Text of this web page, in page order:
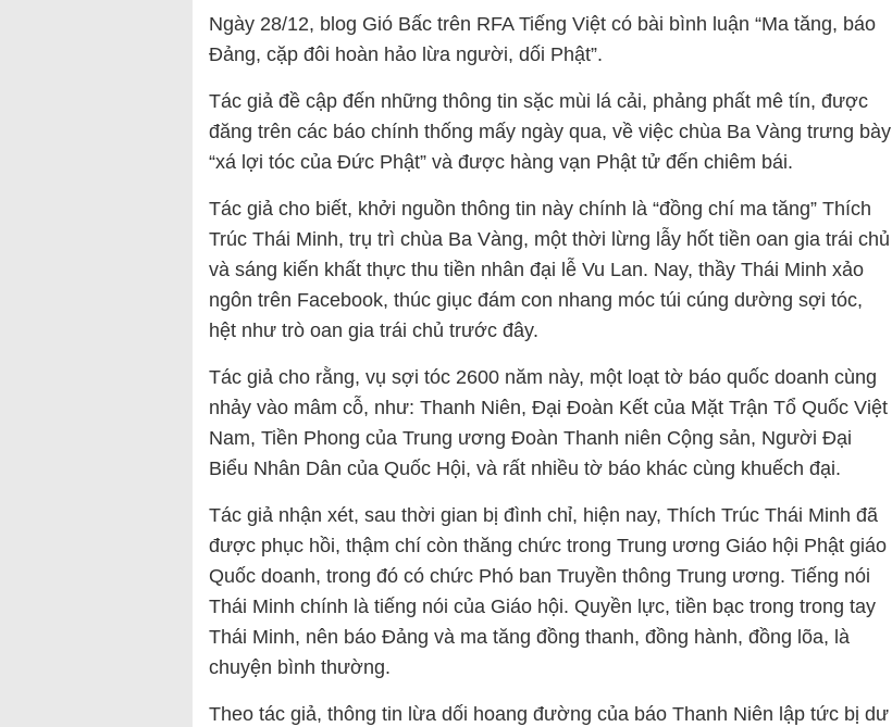
Ngày 28/12, blog Gió Bấc trên RFA Tiếng Việt có bài bình luận “Ma tăng, báo
Đảng, cặp đôi hoàn hảo lừa người, dối Phật”.
Tác giả đề cập đến những thông tin sặc mùi lá cải, phảng phất mê tín, được
đăng trên các báo chính thống mấy ngày qua, về việc chùa Ba Vàng trưng bày
“xá lợi tóc của Đức Phật” và được hàng vạn Phật tử đến chiêm bái.
Tác giả cho biết, khởi nguồn thông tin này chính là “đồng chí ma tăng” Thích
Trúc Thái Minh, trụ trì chùa Ba Vàng, một thời lừng lẫy hốt tiền oan gia trái chủ
và sáng kiến khất thực thu tiền nhân đại lễ Vu Lan. Nay, thầy Thái Minh xảo
ngôn trên Facebook, thúc giục đám con nhang móc túi cúng dường sợi tóc,
hệt như trò oan gia trái chủ trước đây.
Tác giả cho rằng, vụ sợi tóc 2600 năm này, một loạt tờ báo quốc doanh cùng
nhảy vào mâm cỗ, như: Thanh Niên, Đại Đoàn Kết của Mặt Trận Tổ Quốc Việt
Nam, Tiền Phong của Trung ương Đoàn Thanh niên Cộng sản, Người Đại
Biểu Nhân Dân của Quốc Hội, và rất nhiều tờ báo khác cùng khuếch đại.
Tác giả nhận xét, sau thời gian bị đình chỉ, hiện nay, Thích Trúc Thái Minh đã
được phục hồi, thậm chí còn thăng chức trong Trung ương Giáo hội Phật giáo
Quốc doanh, trong đó có chức Phó ban Truyền thông Trung ương. Tiếng nói
Thái Minh chính là tiếng nói của Giáo hội. Quyền lực, tiền bạc trong trong tay
Thái Minh, nên báo Đảng và ma tăng đồng thanh, đồng hành, đồng lõa, là
chuyện bình thường.
Theo tác giả, thông tin lừa dối hoang đường của báo Thanh Niên lập tức bị dư